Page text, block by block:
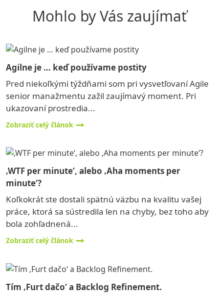
Mohlo by Vás zaujímať
Agilne je … keď používame postity
Pred niekoľkými týždňami som pri vysvetľovaní Agile
senior manažmentu zažil zaujímavý moment. Pri
ukazovaní prostredia...
Zobraziť celý článok
‚WTF per minute‘, alebo ‚Aha moments per
minute‘?
Koľkokrát ste dostali spätnú väzbu na kvalitu vašej
práce, ktorá sa sústredila len na chyby, bez toho aby
bola zohľadnená...
Zobraziť celý článok
Tím ‚Furt dačo‘ a Backlog Refinement.